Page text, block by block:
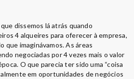
dissemos lá atrás quando
4 alqueires para oferecer à empresa,
que imaginávamos. As áreas
negociadas por 4 vezes mais o valor
O que parecia ter sido uma “coisa
em oportunidades de negócios